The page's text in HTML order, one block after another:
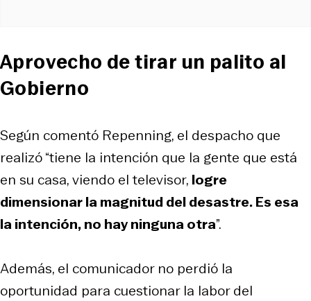
Aprovecho de tirar un palito al
Gobierno
Según comentó Repenning, el despacho que
realizó “tiene la intención que la gente que está
en su casa, viendo el televisor, logre
dimensionar la magnitud del desastre. Es esa
la intención, no hay ninguna otra”.
Además, el comunicador no perdió la
oportunidad para cuestionar la labor del